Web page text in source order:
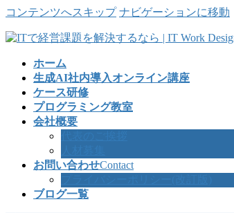
コンテンツへスキップ ナビゲーションに移動
ホーム
生成AI社内導入オンライン講座
ケース研修
プログラミング教室
会社概要
お問い合わせContact
ブログ一覧